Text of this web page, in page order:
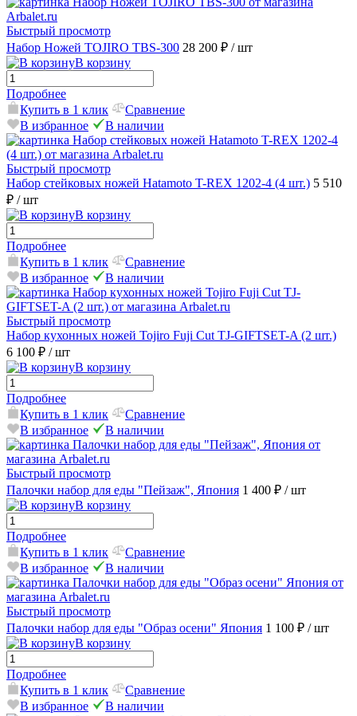
Быстрый просмотр
Набор Ножей TOJIRO TBS-300 28 200 ₽ / шт
В корзину
Подробнее
Купить в 1 клик
Сравнение
В избранное
В наличии
Быстрый просмотр
Набор стейковых ножей Hatamoto T-REX 1202-4 (4 шт.) 5 510
₽ / шт
В корзину
Подробнее
Купить в 1 клик
Сравнение
В избранное
В наличии
Быстрый просмотр
Набор кухонных ножей Tojiro Fuji Cut TJ-GIFTSET-A (2 шт.)
6 100 ₽ / шт
В корзину
Подробнее
Купить в 1 клик
Сравнение
В избранное
В наличии
Быстрый просмотр
Палочки набор для еды "Пейзаж", Япония 1 400 ₽ / шт
В корзину
Подробнее
Купить в 1 клик
Сравнение
В избранное
В наличии
Быстрый просмотр
Палочки набор для еды "Образ осени" Япония 1 100 ₽ / шт
В корзину
Подробнее
Купить в 1 клик
Сравнение
В избранное
В наличии